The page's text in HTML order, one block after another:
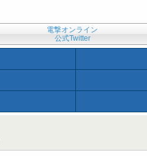
電撃オンライン
公式Twitter